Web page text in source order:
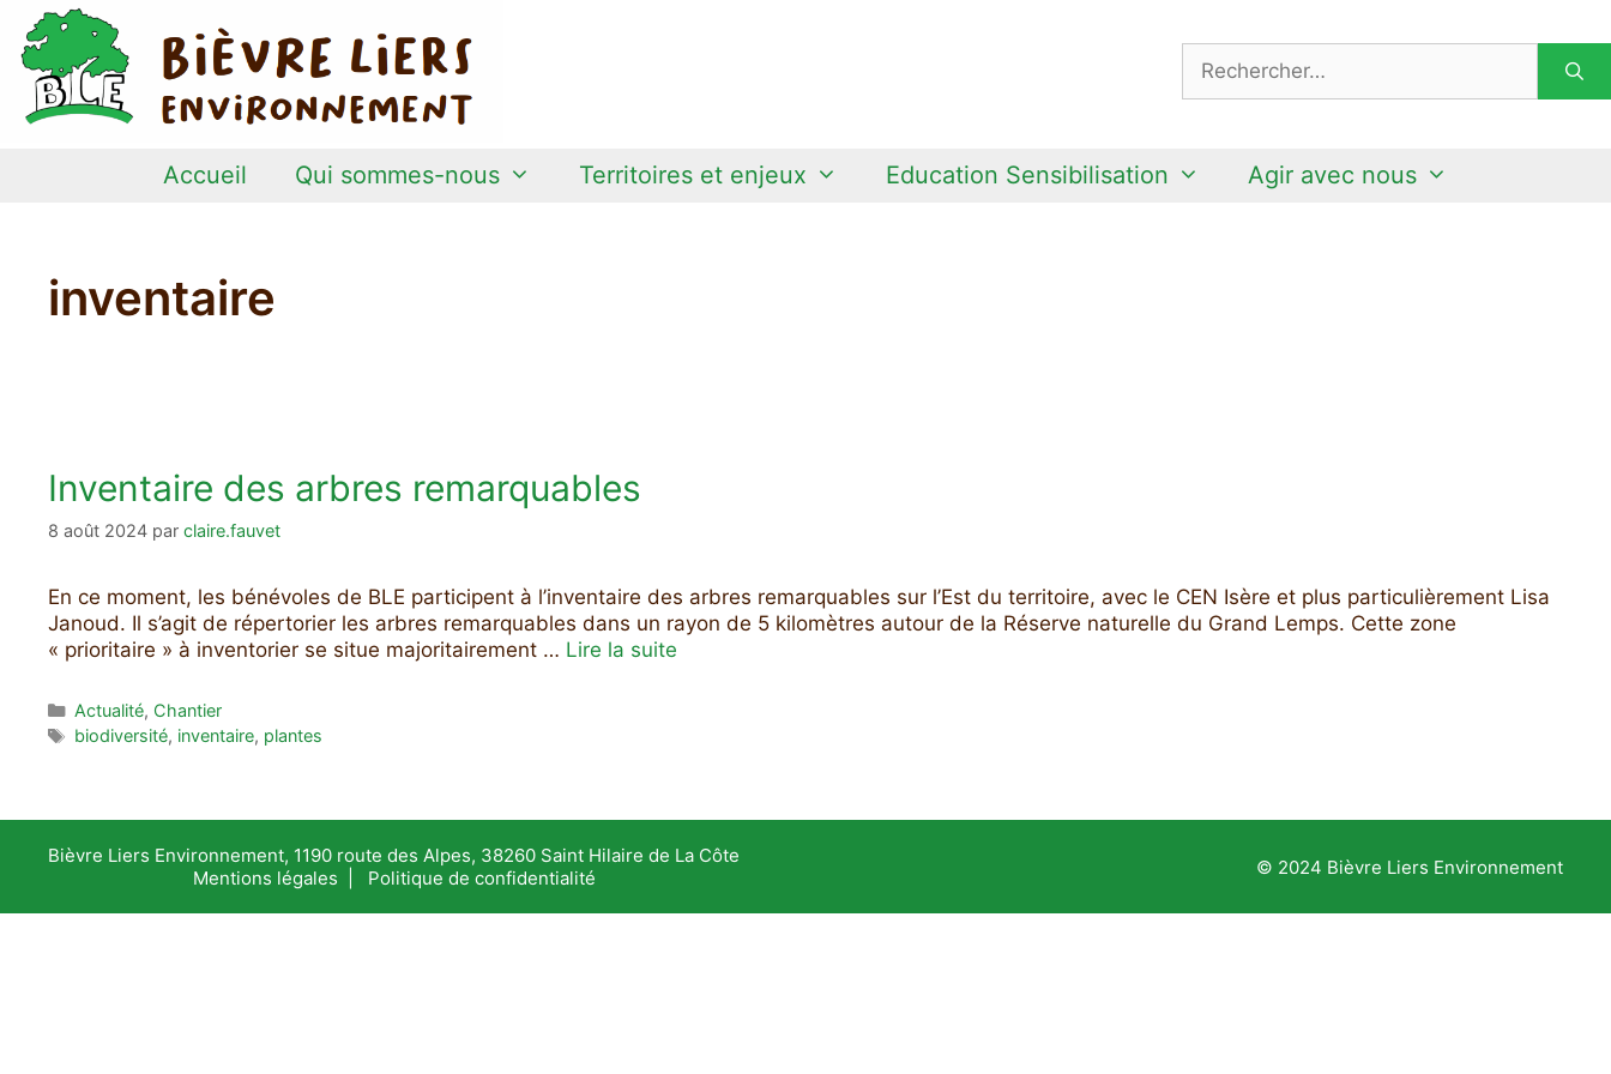
contenu
Accueil Qui sommes-nous Territoires et enjeux Education Sensibilisation Agir avec nous
inventaire
Inventaire des arbres remarquables
8 août 2024 par claire.fauvet
En ce moment, les bénévoles de BLE participent à l’inventaire des arbres remarquables sur l’Est du territoire, avec le CEN Isère et plus particulièrement Lisa
Janoud. Il s’agit de répertorier les arbres remarquables dans un rayon de 5 kilomètres autour de la Réserve naturelle du Grand Lemps. Cette zone
« prioritaire » à inventorier se situe majoritairement … Lire la suite
Catégories
Actualité, Chantier
Étiquettes
biodiversité, inventaire, plantes
Bièvre Liers Environnement, 1190 route des Alpes, 38260 Saint Hilaire de La Côte
Mentions légales
Politique de confidentialité © 2024 Bièvre Liers Environnement